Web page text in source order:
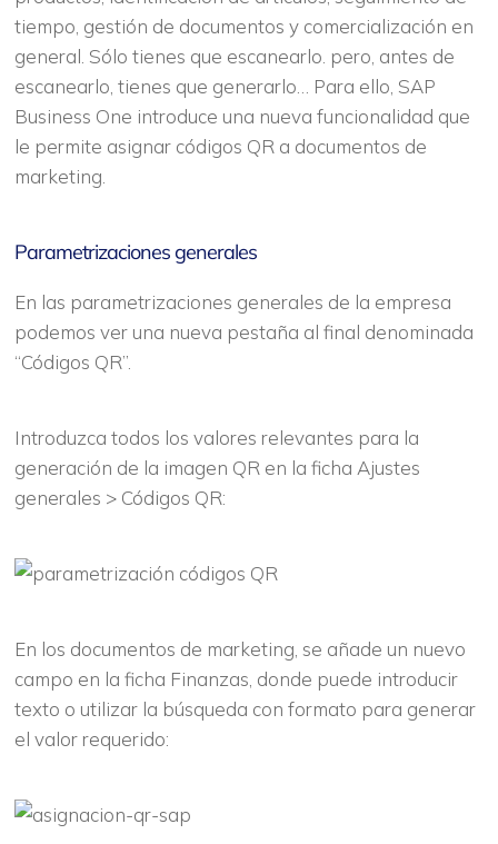
tiempo, gestión de documentos y comercialización en
general. Sólo tienes que escanearlo. pero, antes de
escanearlo, tienes que generarlo… Para ello, SAP
Business One introduce una nueva funcionalidad que
le permite asignar códigos QR a documentos de
marketing.
Parametrizaciones generales
En las parametrizaciones generales de la empresa
podemos ver una nueva pestaña al final denominada
“Códigos QR”.
Introduzca todos los valores relevantes para la
generación de la imagen QR en la ficha Ajustes
generales > Códigos QR:
En los documentos de marketing, se añade un nuevo
campo en la ficha Finanzas, donde puede introducir
texto o utilizar la búsqueda con formato para generar
el valor requerido: